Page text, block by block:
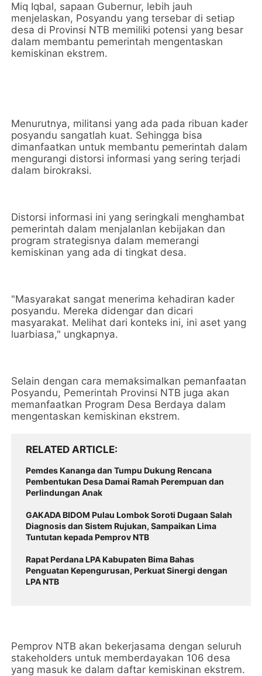
Miq Iqbal, sapaan Gubernur, lebih jauh
menjelaskan, Posyandu yang tersebar di setiap
desa di Provinsi NTB memiliki potensi yang besar
dalam membantu pemerintah mengentaskan
kemiskinan ekstrem.
Menurutnya, militansi yang ada pada ribuan kader
posyandu sangatlah kuat. Sehingga bisa
dimanfaatkan untuk membantu pemerintah dalam
mengurangi distorsi informasi yang sering terjadi
dalam birokraksi.
Distorsi informasi ini yang seringkali menghambat
pemerintah dalam menjalanlan kebijakan dan
program strategisnya dalam memerangi
kemiskinan yang ada di tingkat desa.
"Masyarakat sangat menerima kehadiran kader
posyandu. Mereka didengar dan dicari
masyarakat. Melihat dari konteks ini, ini aset yang
luarbiasa," ungkapnya.
Selain dengan cara memaksimalkan pemanfaatan
Posyandu, Pemerintah Provinsi NTB juga akan
memanfaatkan Program Desa Berdaya dalam
mengentaskan kemiskinan ekstrem.
RELATED ARTICLE
Pemdes Kananga dan Tumpu Dukung Rencana
Pembentukan Desa Damai Ramah Perempuan dan
Perlindungan Anak
GAKADA BIDOM Pulau Lombok Soroti Dugaan Salah
Diagnosis dan Sistem Rujukan, Sampaikan Lima
Tuntutan kepada Pemprov NTB
Rapat Perdana LPA Kabupaten Bima Bahas
Penguatan Kepengurusan, Perkuat Sinergi dengan
LPA NTB
Pemprov NTB akan bekerjasama dengan seluruh
stakeholders untuk memberdayakan 106 desa
yang masuk ke dalam daftar kemiskinan ekstrem.